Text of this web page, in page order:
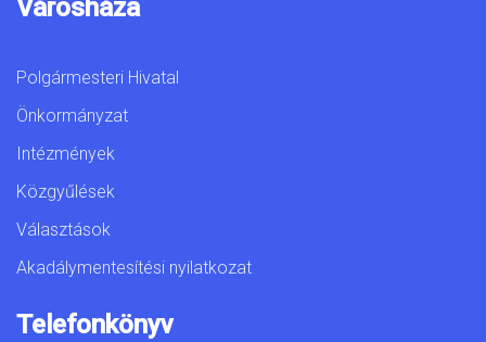
Városháza
Polgármesteri Hivatal
Önkormányzat
Intézmények
Közgyűlések
Választások
Akadálymentesítési nyilatkozat
Telefonkönyv